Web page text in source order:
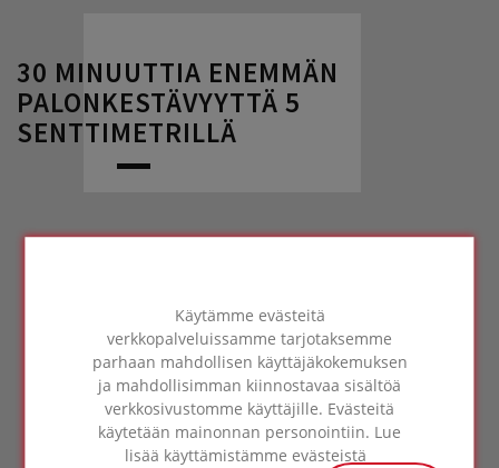
Käytämme evästeitä
verkkopalveluissamme tarjotaksemme
parhaan mahdollisen käyttäjäkokemuksen
ja mahdollisimman kiinnostavaa sisältöä
verkkosivustomme käyttäjille. Evästeitä
käytetään mainonnan personointiin. Lue
lisää käyttämistämme evästeistä
30 MINUUTTIA ENEMMÄN
PALONKESTÄVYYTTÄ 5
SENTTIMETRILLÄ
FOAMGLAS®-eristeellä toinen tärkeä etu
palontorjunnan kannalta: se estää liekkien
leviämisen. Kun solulasi altistuu tulelle, sen
pinta alkaa sulaa ja samalla se lasittuu tai
kiinteytyy. Tämä luo eräänlaisen lämpökilven,
joka lisää muiden rakennuselementtien
palonkestävyyttä.